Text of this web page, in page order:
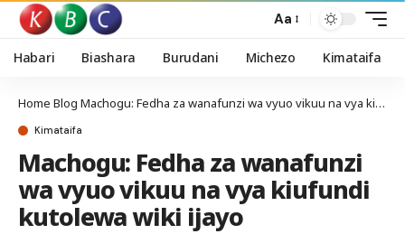
Aa
Habari Biashara Burudani Michezo Kimataifa
Home Blog Machogu: Fedha za wanafunzi wa vyuo vikuu na vya kiufundi kutolewa wiki ijayo
Kimataifa
Machogu: Fedha za wanafunzi
wa vyuo vikuu na vya kiufundi
kutolewa wiki ijayo